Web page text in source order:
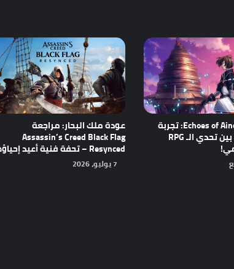
مراجعة Echoes of Aincrad: تجربة
واعدة تجمع بين تحدي الـ RPG
عودة ملك البحار: مراجعة
Assassin’s Creed Black Flag
Resynced – تحفة فنية أعيد إحياؤها!
7 يوليو، 2026